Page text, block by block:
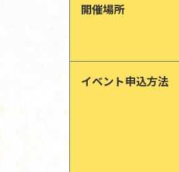
開催場所
イベント申込方法